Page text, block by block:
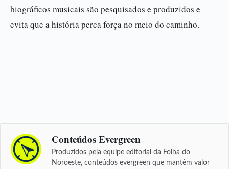
biográficos musicais são pesquisados e produzidos e
evita que a história perca força no meio do caminho.
Conteúdos Evergreen
Produzidos pela equipe editorial da Folha do
Noroeste, conteúdos evergreen que mantêm valor